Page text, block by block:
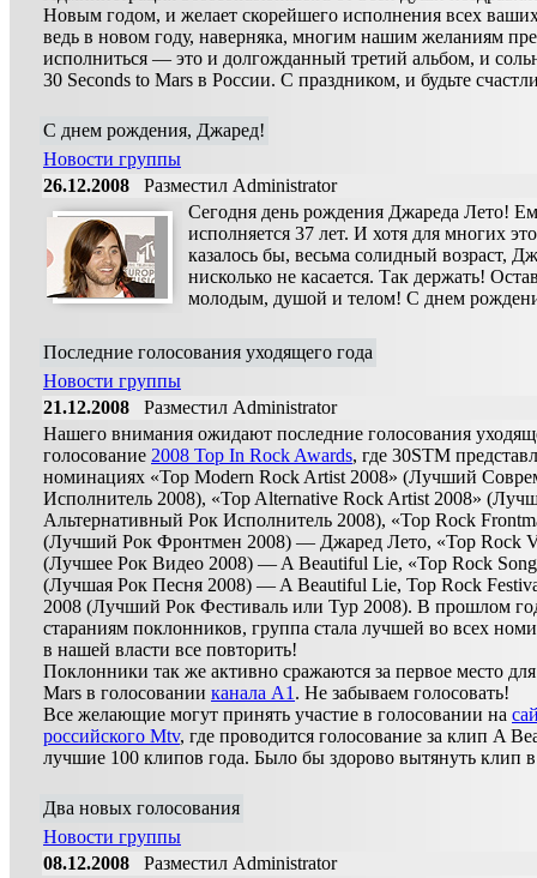
Новым годом, и желает скорейшего исполнения всех
ведь в новом году, наверняка, многим нашим желаниям
исполниться — это и долгожданный третий альбом, и
30 Seconds to Mars в России. С праздником, и будьте
С днем рождения, Джаред!
Новости группы
26.12.2008 Разместил Administrator
Сегодня день рождения Джареда Лето!
исполняется 37 лет. И хотя для многих
казалось бы, весьма солидный возраст,
нисколько не касается. Так держать!
молодым, душой и телом! С днем
Последние голосования уходящего года
Новости группы
21.12.2008 Разместил Administrator
Нашего внимания ожидают последние голосования
голосование 2008 Top In Rock Awards, где 30STM
номинациях «Top Modern Rock Artist 2008» (Лучший
Исполнитель 2008), «Top Alternative Rock Artist 2008»
Альтернативный Рок Исполнитель 2008), «Top Rock
(Лучший Рок Фронтмен 2008) — Джаред Лето, «Top Rock
(Лучшее Рок Видео 2008) — A Beautiful Lie, «Top Rock
(Лучшая Рок Песня 2008) — A Beautiful Lie, Top Rock
2008 (Лучший Рок Фестиваль или Тур 2008). В прошлом
стараниям поклонников, группа стала лучшей во всех
в нашей власти все повторить!
Поклонники так же активно сражаются за первое место
Mars в голосовании канала A1 . Не забываем голосовать!
Все желающие могут принять участие в голосовании на
российского Mtv, где проводится голосование за клип A
лучшие 100 клипов года. Было бы здорово вытянуть клип в
Два новых голосования
Новости группы
08.12.2008 Разместил Administrator